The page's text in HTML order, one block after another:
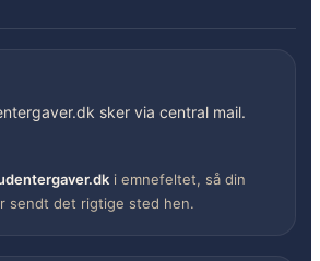
sker via central mail.
i emnefeltet, så din
sendt det rigtige sted hen.